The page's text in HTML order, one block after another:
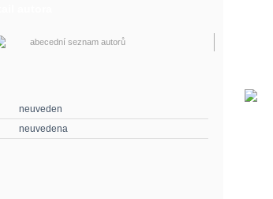
abecední seznam autorů
neuveden
neuvedena